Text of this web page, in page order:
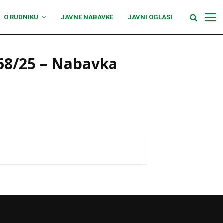
O RUDNIKU JAVNE NABAVKE JAVNI OGLASI
25 – Nabavka